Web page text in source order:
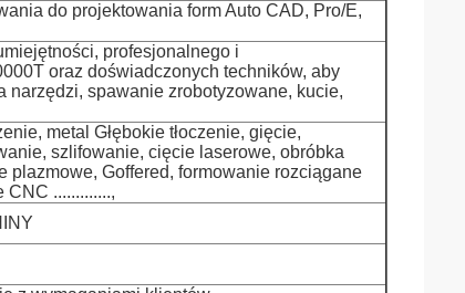
do projektowania form Auto CAD, Pro/E,
profesjonalnego i
oraz doświadczonych techników, aby
narzędzi, spawanie zrobotyzowane, kucie,
metal Głębokie tłoczenie, gięcie,
szlifowanie, cięcie laserowe, obróbka
Goffered, formowanie rozciągane
.............,